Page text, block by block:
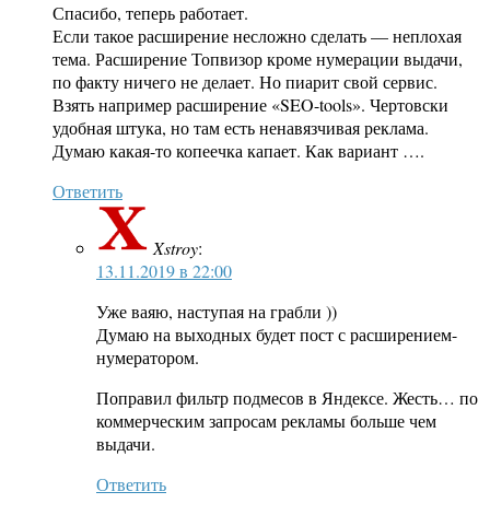
Спасибо, теперь работает.
Если такое расширение несложно сделать — неплохая
тема. Расширение Топвизор кроме нумерации выдачи,
по факту ничего не делает. Но пиарит свой сервис.
Взять например расширение «SEO-tools». Чертовски
удобная штука, но там есть ненавязчивая реклама.
Думаю какая-то копеечка капает. Как вариант ….
Ответить
Xstroy:
13.11.2019 в 22:00
Уже ваяю, наступая на грабли ))
Думаю на выходных будет пост с расширением-
нумератором.
Поправил фильтр подмесов в Яндексе. Жесть… по
коммерческим запросам рекламы больше чем
выдачи.
Ответить